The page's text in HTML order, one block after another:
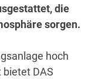
die
sorgen.
hoch
bietet DAS